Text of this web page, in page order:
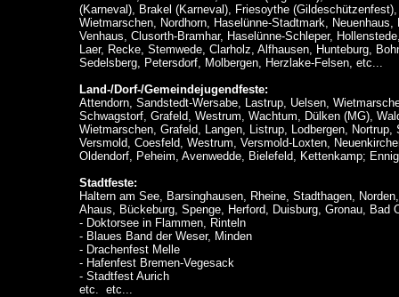
(Karneval), Brakel (Karneval), Friesoythe
Wietmarschen, Nordhorn, Haselünne-Stadtmark,
Venhaus, Clusorth-Bramhar, Haselünne-Schleper,
Laer, Recke, Stemwede, Clarholz, Alfhausen, Hunteburg,
Sedelsberg, Petersdorf, Molbergen, Herzlake-Felsen, etc...
Land-/Dorf-/Gemeindejugendfeste:
Attendorn, Sandstedt-Wersabe, Lastrup, Uelsen,
Schwagstorf, Grafeld, Westrum, Wachtum, Dülken (MG),
Wietmarschen, Grafeld, Langen, Listrup, Lodbergen,
Versmold, Coesfeld, Westrum, Versmold-Loxten,
Oldendorf, Peheim, Avenwedde, Bielefeld, Kettenkamp;
Stadtfeste:
Haltern am See, Barsinghausen, Rheine, Stadthagen,
Ahaus, Bückeburg, Spenge, Herford, Duisburg, Gronau,
- Doktorsee in Flammen, Rinteln
- Blaues Band der Weser, Minden
- Drachenfest Melle
- Hafenfest Bremen-Vegesack
- Stadtfest Aurich
etc. etc...